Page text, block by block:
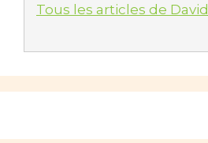
Tous les articles de David